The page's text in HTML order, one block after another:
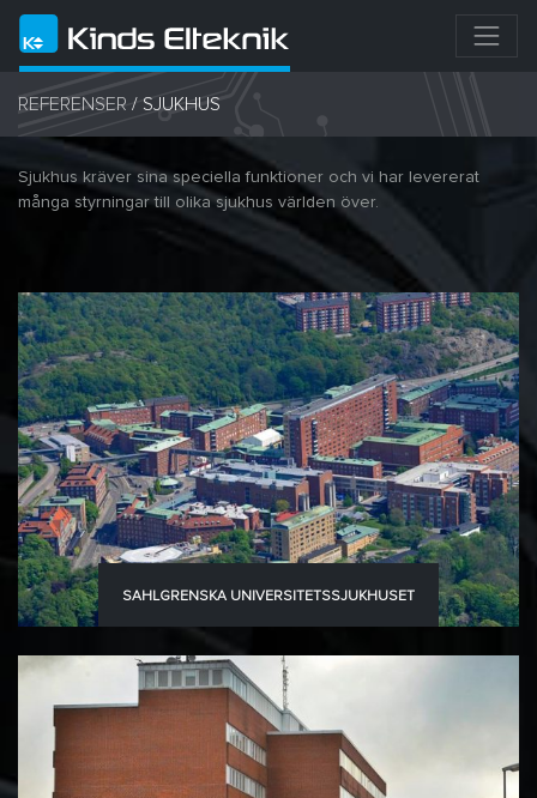
REFERENSER / SJUKHUS
Sjukhus kräver sina speciella funktioner och vi har levererat
många styrningar till olika sjukhus världen över.
SAHLGRENSKA UNIVERSITETSSJUKHUSET